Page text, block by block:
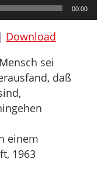
00:00
| Download
sei
daß
einem
1963